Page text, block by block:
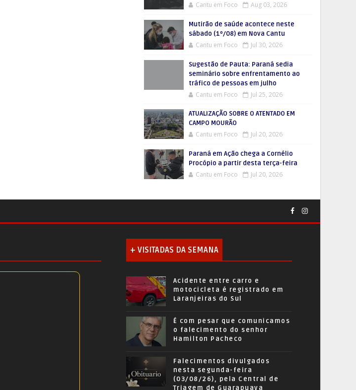
Cantu em Foco Aug 03, 2026
Mutirão de saúde acontece neste
sábado (1º/08) em Nova Cantu
Cantu em Foco Jul 30, 2026
Sugestão de Pauta: Paraná sedia
seminário sobre enfrentamento ao
tráfico de pessoas em julho
Cantu em Foco Jul 25, 2026
ATUALIZAÇÃO SOBRE O ATENTADO EM
CAMPO MOURÃO
Cantu em Foco Jul 20, 2026
Paraná em Ação chega a Cornélio
Procópio a partir desta terça-feira
Cantu em Foco Jul 20, 2026
+ VISITADAS DA SEMANA
Acidente entre carro e
motocicleta é registrado em
Laranjeiras do Sul
É com pesar que comunicamos
o falecimento do senhor
Hamilton Pacheco
Falecimentos divulgados
nesta segunda-feira
(03/08/26), pela Central de
Triagem de Guarapuava